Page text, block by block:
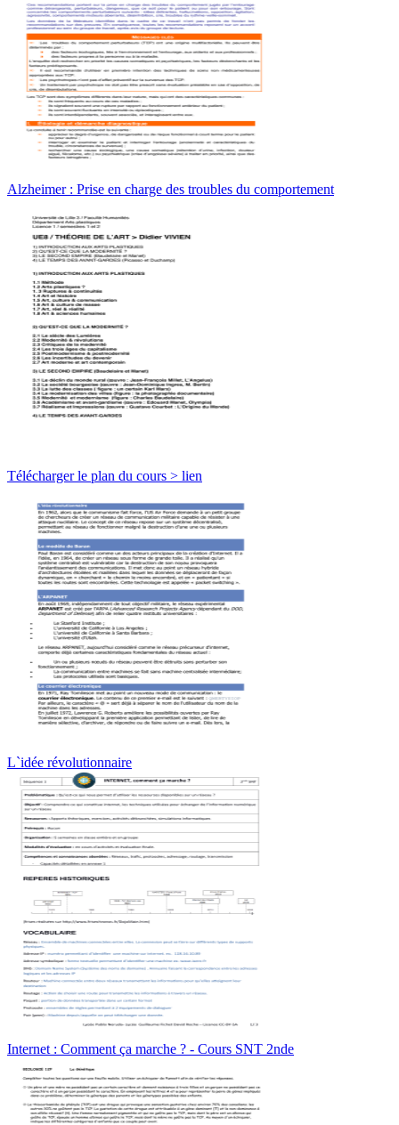
Alzheimer : Prise en charge des troubles du comportement
Télécharger le plan du cours > lien
L`idée révolutionnaire
Internet : Comment ça marche ? - Cours SNT 2nde